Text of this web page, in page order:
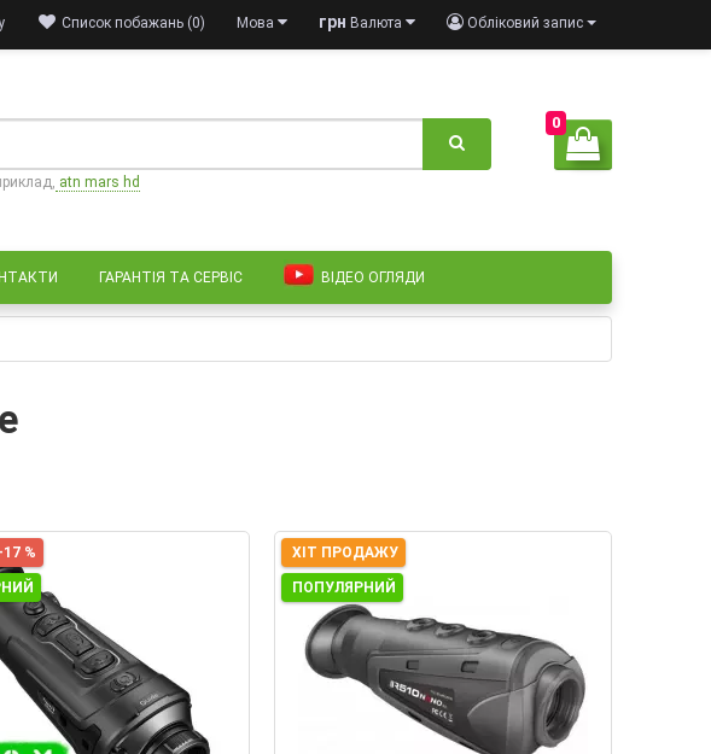
Обліковий запис
грн Валюта
Мова
Список побажань (0)
0
atn mars hd
ГАРАНТІЯ ТА СЕРВІС ВІДЕО ОГЛЯДИ
% ХІТ ПРОДАЖУ
ПОПУЛЯРНИЙ